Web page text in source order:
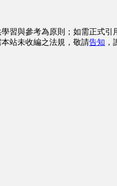
學習與參考為原則；如需正式
站未收編之法規，敬請告知 ，